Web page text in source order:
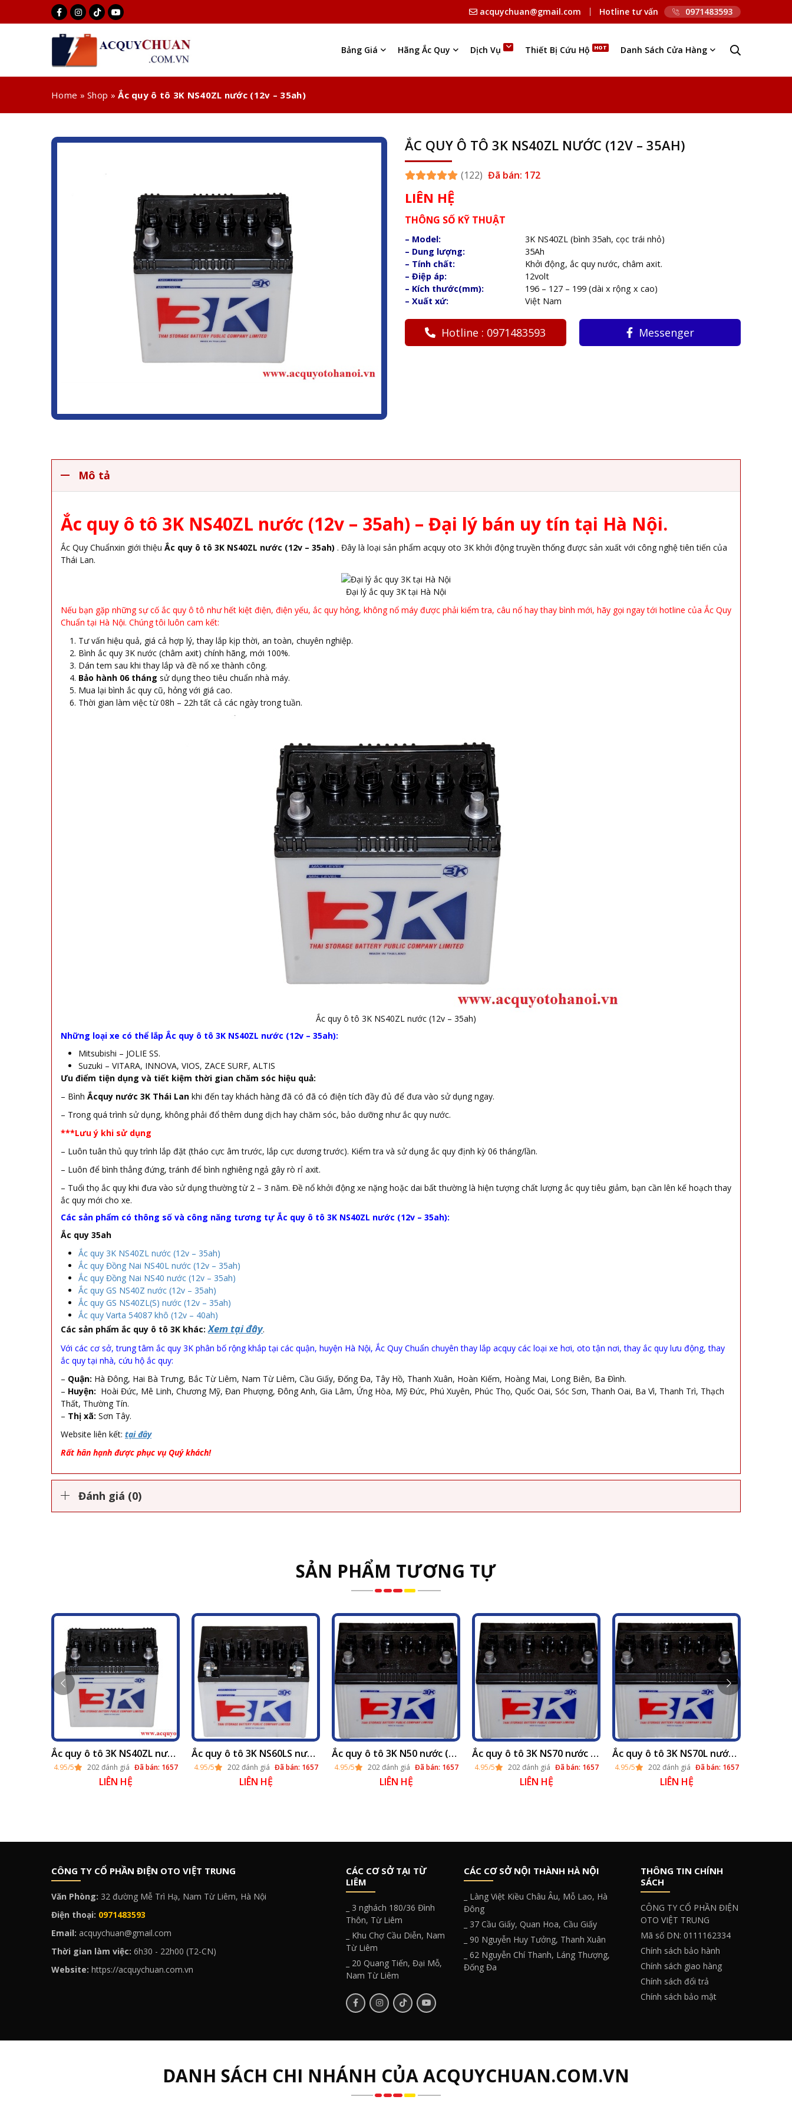
acquychuan@gmail.com Hotline tư vấn 0971483593
Bảng Giá Hãng Ắc Quy Dịch Vụ Thiết Bị Cứu Hộ Danh Sách Cửa Hàng
Home »Shop »Ắc quy ô tô 3K NS40ZL nước (12v – 35ah)
ẮC QUY Ô TÔ 3K NS40ZL NƯỚC (12V – 35AH)
(122) Đã bán: 172
LIÊN HỆ
THÔNG SỐ KỸ THUẬT
– Model:
3K NS40ZL (bình 35ah, cọc trái nhỏ)
– Dung lượng:
35Ah
– Tính chất:
Khởi động, ắc quy nước, châm axit.
– Điệp áp:
12volt
– Kích thước(mm):
196 – 127 – 199 (dài x rộng x cao)
– Xuất xứ:
Việt Nam
Hotline : 0971483593 Messenger
Mô tả
Ắc quy ô tô 3K NS40ZL nước (12v – 35ah) – Đại lý bán uy tín tại Hà Nội.
Ắc Quy Chuẩnxin giới thiệu Ắc quy ô tô 3K NS40ZL nước (12v – 35ah) . Đây là loại sản phẩm acquy oto 3K khởi động truyền thống được sản xuất với công nghệ tiên tiến của
Thái Lan.
Đại lý ắc quy 3K tại Hà Nội
Nếu bạn gặp những sự cố ắc quy ô tô như hết kiệt điện, điện yếu, ắc quy hỏng, không nổ máy được phải kiểm tra, câu nổ hay thay bình mới, hãy gọi ngay tới hotline của Ắc Quy
Chuẩn tại Hà Nội. Chúng tôi luôn cam kết:
Tư vấn hiệu quả, giá cả hợp lý, thay lắp kịp thời, an toàn, chuyên nghiệp.
Bình ắc quy 3K nước (châm axit) chính hãng, mới 100%.
Dán tem sau khi thay lắp và đề nổ xe thành công.
Bảo hành 06 tháng sử dụng theo tiêu chuẩn nhà máy.
Mua lại bình ắc quy cũ, hỏng với giá cao.
Thời gian làm việc từ 08h – 22h tất cả các ngày trong tuần.
Ắc quy ô tô 3K NS40ZL nước (12v – 35ah)
Những loại xe có thể lắp Ắc quy ô tô 3K NS40ZL nước (12v – 35ah):
Mitsubishi – JOLIE SS.
Suzuki – VITARA, INNOVA, VIOS, ZACE SURF, ALTIS
Ưu điểm tiện dụng và tiết kiệm thời gian chăm sóc hiệu quả:
– Bình Ắcquy nước 3K Thái Lan khi đến tay khách hàng đã có đã có điện tích đầy đủ để đưa vào sử dụng ngay.
– Trong quá trình sử dụng, không phải đổ thêm dung dịch hay chăm sóc, bảo dưỡng như ắc quy nước.
***Lưu ý khi sử dụng
– Luôn tuân thủ quy trình lắp đặt (tháo cực âm trước, lắp cực dương trước). Kiểm tra và sử dụng ắc quy định kỳ 06 tháng/lần.
– Luôn để bình thẳng đứng, tránh để bình nghiêng ngả gây rò rỉ axit.
– Tuổi thọ ắc quy khi đưa vào sử dụng thường từ 2 – 3 năm. Đề nổ khởi động xe nặng hoặc dai bất thường là hiện tượng chất lượng ắc quy tiêu giảm, bạn cần lên kế hoạch thay
ắc quy mới cho xe.
Các sản phẩm có thông số và công năng tương tựẮc quy ô tô 3K NS40ZL nước (12v – 35ah):
Ắc quy 35ah
Ắc quy 3K NS40ZL nước (12v – 35ah)
Ắc quy Đồng Nai NS40L nước (12v – 35ah)
Ắc quy Đồng Nai NS40 nước (12v – 35ah)
Ắc quy GS NS40Z nước (12v – 35ah)
Ắc quy GS NS40ZL(S) nước (12v – 35ah)
Ắc quy Varta 54087 khô (12v – 40ah)
Các sản phẩm ắc quy ô tô 3K khác: Xem tại đây.
Với các cơ sở, trung tâm ắc quy 3K phân bố rộng khắp tại các quận, huyện Hà Nội, Ắc Quy Chuẩn chuyên thay lắp acquy các loại xe hơi, oto tận nơi, thay ắc quy lưu động, thay
ắc quy tại nhà, cứu hộ ắc quy:
– Quận: Hà Đông, Hai Bà Trưng, Bắc Từ Liêm, Nam Từ Liêm, Cầu Giấy, Đống Đa, Tây Hồ, Thanh Xuân, Hoàn Kiếm, Hoàng Mai, Long Biên, Ba Đình.
– Huyện: Hoài Đức, Mê Linh, Chương Mỹ, Đan Phượng, Đông Anh, Gia Lâm, Ứng Hòa, Mỹ Đức, Phú Xuyên, Phúc Thọ, Quốc Oai, Sóc Sơn, Thanh Oai, Ba Vì, Thanh Trì, Thạch
Thất, Thường Tín.
– Thị xã: Sơn Tây.
Website liên kết: tại đây
Rất hân hạnh được phục vụ Quý khách!
Đánh giá (0)
SẢN PHẨM TƯƠNG TỰ
Ắc quy ô tô 3K NS40ZL nước (12v - 35ah)
4.95/5 202 đánh giá Đã bán: 1657
LIÊN HỆ
Ắc quy ô tô 3K NS60LS nước (12v - 45ah)
4.95/5 202 đánh giá Đã bán: 1657
LIÊN HỆ
Ắc quy ô tô 3K N50 nước (12v - 50ah) thay lắp tại Hà Nội 2025
4.95/5 202 đánh giá Đã bán: 1657
LIÊN HỆ
Ắc quy ô tô 3K NS70 nước (12v - 65ah)
4.95/5 202 đánh giá Đã bán: 1657
LIÊN HỆ
Ắc quy ô tô 3K NS70L nước (12v - 65ah)
4.95/5 202 đánh giá Đã bán: 1657
LIÊN HỆ
CÔNG TY CỔ PHẦN ĐIỆN OTO VIỆT TRUNG
Văn Phòng: 32 đường Mễ Trì Hạ, Nam Từ Liêm, Hà Nội
Điện thoại: 0971483593
Email: acquychuan@gmail.com
Thời gian làm việc: 6h30 - 22h00 (T2-CN)
Website: https://acquychuan.com.vn
CÁC CƠ SỞ TẠI TỪ
LIÊM
_ 3 nghách 180/36 Đình
Thôn, Từ Liêm
_ Khu Chợ Cầu Diễn, Nam
Từ Liêm
_ 20 Quang Tiến, Đại Mỗ,
Nam Từ Liêm
CÁC CƠ SỞ NỘI THÀNH HÀ NỘI
_ Làng Việt Kiều Châu Âu, Mỗ Lao, Hà
Đông
_ 37 Cầu Giấy, Quan Hoa, Cầu Giấy
_ 90 Nguyễn Huy Tưởng, Thanh Xuân
_ 62 Nguyễn Chí Thanh, Láng Thượng,
Đống Đa
THÔNG TIN CHÍNH
SÁCH
CÔNG TY CỔ PHẦN ĐIỆN
OTO VIỆT TRUNG
Mã số DN: 0111162334
Chính sách bảo hành
Chính sách giao hàng
Chính sách đổi trả
Chính sách bảo mật
DANH SÁCH CHI NHÁNH CỦA ACQUYCHUAN.COM.VN